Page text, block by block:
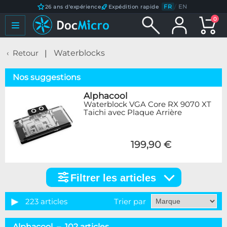
26 ans d'expérience Expédition rapide FR / EN
0
Retour Waterblocks
Nos suggestions
Alphacool
Waterblock VGA Core RX 9070 XT
Taichi avec Plaque Arrière
199,90 €
articles
Catégorie
Filtrer les articles
223 articles Trier par